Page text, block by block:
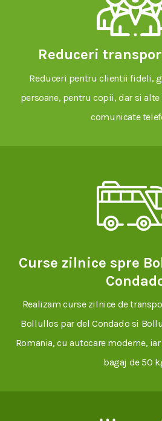
Reduceri
Reduceri pentru clientii fideli,
persoane, pentru copii, dar si
comunicate
Curse zilnice spre
Realizam curse zilnice de
Bollullos par del Condado si
Romania, cu autocare moderne,
bagaj de 50